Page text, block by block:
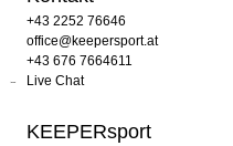
+43 2252 76646
office@keepersport.at
+43 676 7664611
Live Chat
KEEPERsport